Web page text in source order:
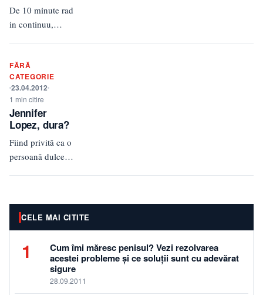
De 10 minute rad
in continuu,
macar o clipa
cand cineva…
FĂRĂ
CATEGORIE
23.04.2012
1 min citire
Jennifer
Lopez, dura?
Fiind privită ca o
persoană dulce şi
ales când vine
CELE MAI CITITE
1
Cum îmi măresc penisul? Vezi rezolvarea
acestei probleme și ce soluții sunt cu adevărat
sigure
28.09.2011